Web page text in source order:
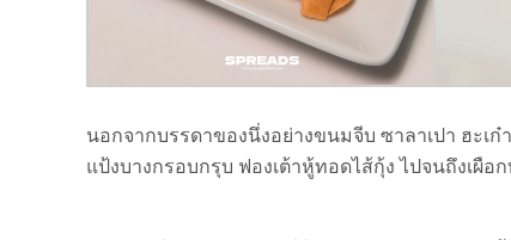
นอกจากบรรดาของนึ่งอย่างขนมจีบ ซาลาเปา ฮะเ
แป้งบางกรอบกรุบ ฟองเต้าหู้ทอดไส้กุ้ง ไปจนถึงเผือ